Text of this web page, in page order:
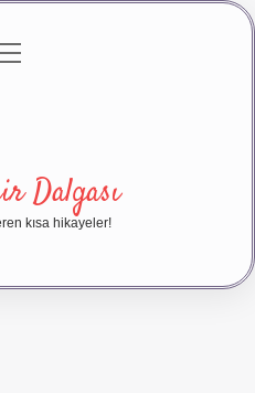
Dalgası
kısa hikayeler!